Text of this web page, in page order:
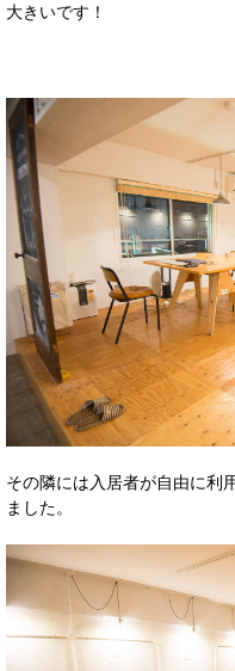
大きいです！
その隣には入居者が自由に利
ました。